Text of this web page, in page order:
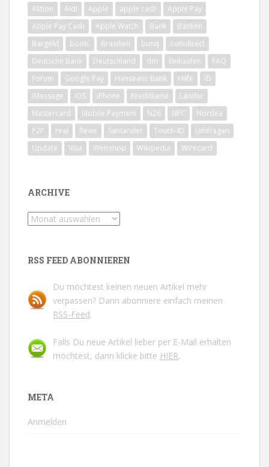
Aktion Aldi Apple apple cash
Apple Pay
Apple Pay Cash
Apple Watch Bank
Banken
Bargeld
boon. Brasilien bunq
comdirect
Deutsche Bank
Deutschland dm Einkaufen
FAQ
Forum
Google Pay Hanseatic Bank Hilfe
ID
iMessage
iOS iPhone Kreditkarte
Länder
Mastercard
Mobile Payment N26 NFC
Nordea
P2P
real Rewe Santander Touch-ID
Umfragen
Update
Visa Webshop Wikipedia Wirecard
ARCHIVE
Archive
RSS FEED ABONNIEREN
Du möchtest keinen neuen Artikel mehr
verpassen? Dann abonniere einfach meinen
RSS-Feed.
Falls Du neue Artikel lieber per E-Mail erhalten
möchtest, dann klicke bitte HIER.
META
Anmelden